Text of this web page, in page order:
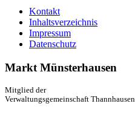
Kontakt
Inhaltsverzeichnis
Impressum
Datenschutz
Markt Münsterhausen
Mitglied der
Verwaltungsgemeinschaft Thannhausen